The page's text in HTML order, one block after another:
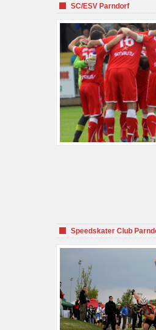
SC/ESV Parndorf
Speedskater Club